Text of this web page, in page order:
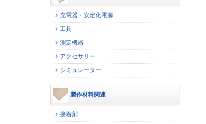
充電器・安定化電源
工具
測定機器
アクセサリー
シミュレーター
製作材料関連
接着剤